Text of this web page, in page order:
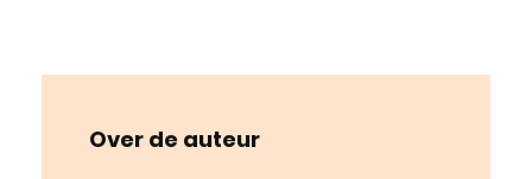
Over de auteur